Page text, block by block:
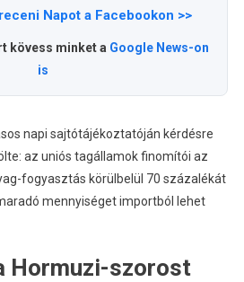
Napot a Facebookon >>
kövess minket a Google News-on
is
napi sajtótájékoztatóján kérdésre
az uniós tagállamok finomítói az
fogyasztás körülbelül 70 százalékát
mennyiséget importból lehet
Hormuzi-szorost